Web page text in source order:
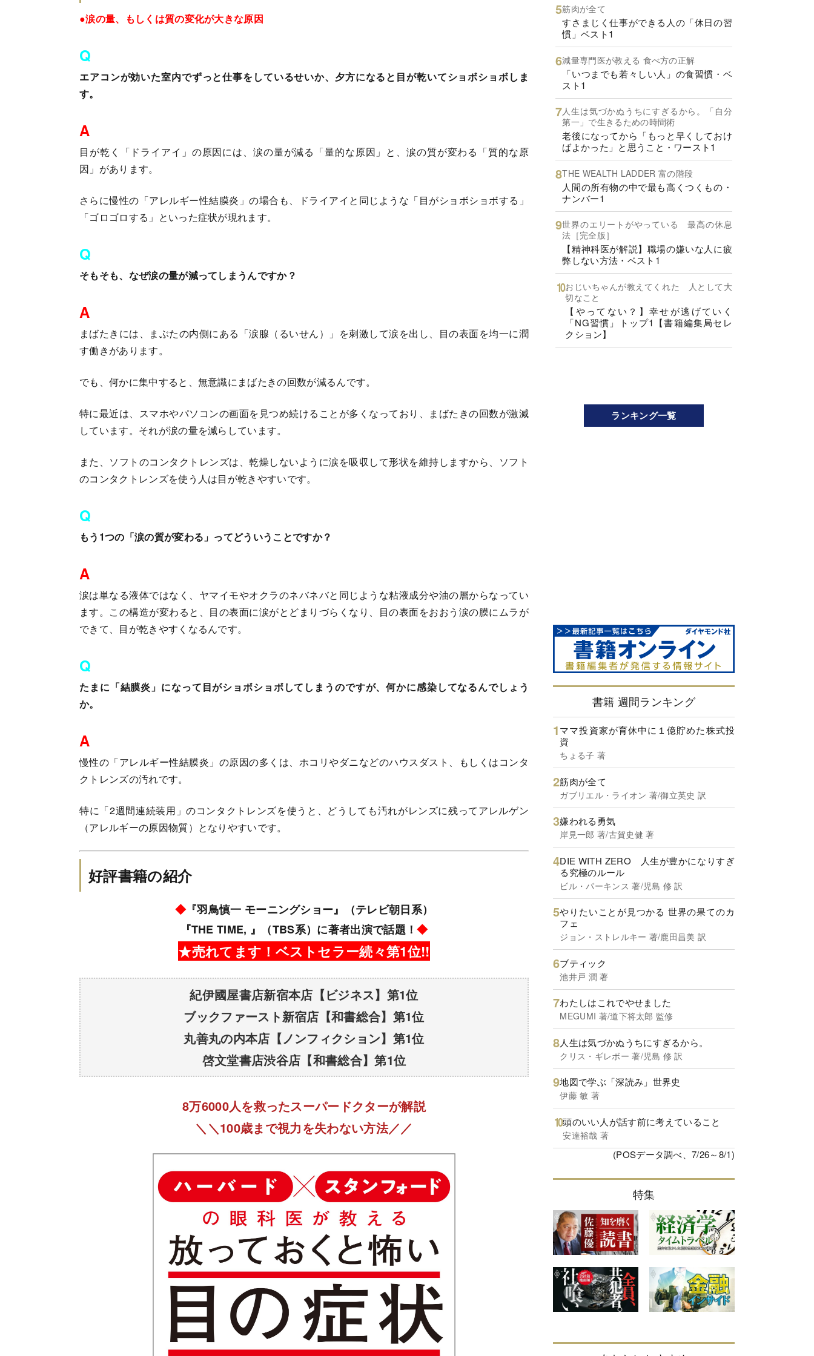
●涙の量、もしくは質の変化が大きな原因
Q
エアコンが効いた室内でずっと仕事をしているせいか、夕方になると目が乾いてショボショボしま
す。
A
目が乾く「ドライアイ」の原因には、涙の量が減る「量的な原因」と、涙の質が変わる「質的な原
因」があります。
さらに慢性の「アレルギー性結膜炎」の場合も、ドライアイと同じような「目がショボショボする」
「ゴロゴロする」といった症状が現れます。
Q
そもそも、なぜ涙の量が減ってしまうんですか？
A
まばたきには、まぶたの内側にある「涙腺（るいせん）」を刺激して涙を出し、目の表面を均一に潤
す働きがあります。
でも、何かに集中すると、無意識にまばたきの回数が減るんです。
特に最近は、スマホやパソコンの画面を見つめ続けることが多くなっており、まばたきの回数が激減
しています。それが涙の量を減らしています。
また、ソフトのコンタクトレンズは、乾燥しないように涙を吸収して形状を維持しますから、ソフト
のコンタクトレンズを使う人は目が乾きやすいです。
Q
もう1つの「涙の質が変わる」ってどういうことですか？
A
涙は単なる液体ではなく、ヤマイモやオクラのネバネバと同じような粘液成分や油の層からなってい
ます。この構造が変わると、目の表面に涙がとどまりづらくなり、目の表面をおおう涙の膜にムラが
できて、目が乾きやすくなるんです。
Q
たまに「結膜炎」になって目がショボショボしてしまうのですが、何かに感染してなるんでしょう
か。
A
慢性の「アレルギー性結膜炎」の原因の多くは、ホコリやダニなどのハウスダスト、もしくはコンタ
クトレンズの汚れです。
特に「2週間連続装用」のコンタクトレンズを使うと、どうしても汚れがレンズに残ってアレルゲン
（アレルギーの原因物質）となりやすいです。
好評書籍の紹介
◆『羽鳥慎一 モーニングショー』（テレビ朝日系）
『THE TIME, 』（TBS系）に著者出演で話題！◆
★売れてます！ベストセラー続々第1位!!
紀伊國屋書店新宿本店【ビジネス】第1位
ブックファースト新宿店【和書総合】第1位
丸善丸の内本店【ノンフィクション】第1位
啓文堂書店渋谷店【和書総合】第1位
8万6000人を救ったスーパードクターが解説
＼＼100歳まで視力を失わない方法／／
筋肉が全て
すさまじく仕事ができる人の「休日の習
慣」ベスト1
減量専門医が教える 食べ方の正解
「いつまでも若々しい人」の食習慣・ベ
スト1
人生は気づかぬうちにすぎるから。「自分
第一」で生きるための時間術
老後になってから「もっと早くしておけ
ばよかった」と思うこと・ワースト1
THE WEALTH LADDER 富の階段
人間の所有物の中で最も高くつくもの・
ナンバー1
世界のエリートがやっている 最高の休息
法［完全版］
【精神科医が解説】職場の嫌いな人に疲
弊しない方法・ベスト1
おじいちゃんが教えてくれた 人として大
切なこと
【やってない？】幸せが逃げていく
「NG習慣」トップ1【書籍編集局セレ
クション】
ランキング一覧
書籍 週間ランキング
ママ投資家が育休中に１億貯めた株式投
資
ちょる子 著
筋肉が全て
ガブリエル・ライオン 著/御立英史 訳
嫌われる勇気
岸見一郎 著/古賀史健 著
DIE WITH ZERO 人生が豊かになりすぎ
る究極のルール
ビル・パーキンス 著/児島 修 訳
やりたいことが見つかる 世界の果てのカ
フェ
ジョン・ストレルキー 著/鹿田昌美 訳
ブティック
池井戸 潤 著
わたしはこれでやせました
MEGUMI 著/道下将太郎 監修
人生は気づかぬうちにすぎるから。
クリス・ギレボー 著/児島 修 訳
地図で学ぶ「深読み」世界史
伊藤 敏 著
頭のいい人が話す前に考えていること
安達裕哉 著
(POSデータ調べ、7/26～8/1)
特集